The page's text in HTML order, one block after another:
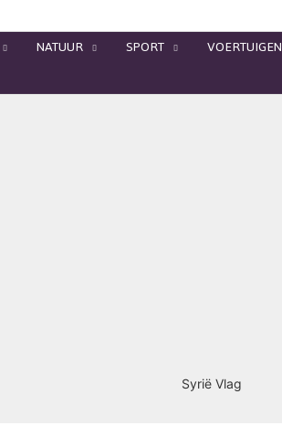
NATUUR SPORT VOERTUIGEN
Syrië Vlag